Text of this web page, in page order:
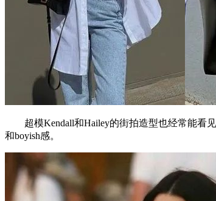
超模Kendall和Hailey的街拍造型也经常能看见
和boyish感。